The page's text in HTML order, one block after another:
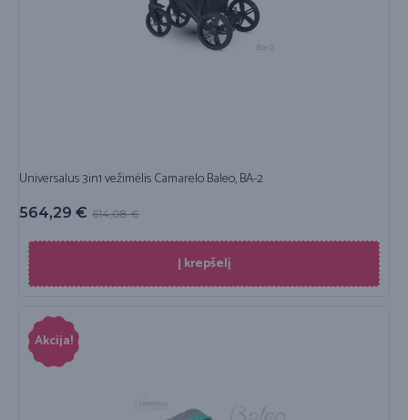
Universalus 3in1 vežimėlis Camarelo Baleo, BA-2
614,08€
564,29 €
Į krepšelį
Akcija!